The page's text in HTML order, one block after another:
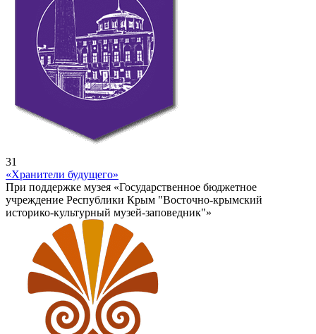
31
«Хранители будущего»
При поддержке музея «Государственное бюджетное
учреждение Республики Крым "Восточно-крымский
историко-культурный музей-заповедник"»